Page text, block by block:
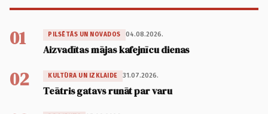
01 PILSĒTĀS UN NOVADOS 04.08.2026.
Aizvadītas mājas kafejnīcu dienas
02 KULTŪRA UN IZKLAIDE 31.07.2026.
Teātris gatavs runāt par varu